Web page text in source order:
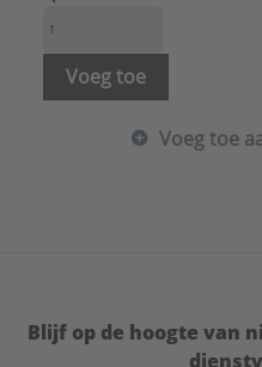
Voeg toe
Voeg toe
Blijf op de hoogte van